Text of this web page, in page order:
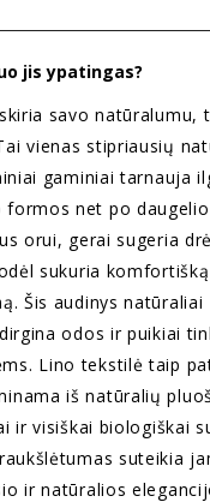
jis ypatingas?
savo natūralumu,
vienas stipriausių
gaminiai tarnauja
formos net po
orui, gerai sugeria
sukuria
Šis audinys natūraliai
odos ir puikiai
Lino tekstilė taip
iš natūralių
ir visiškai biologiškai
suteikia
ir natūralios